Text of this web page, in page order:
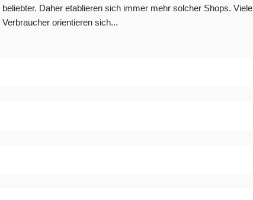
beliebter. Daher etablieren sich immer mehr solcher Shops. Viele
Verbraucher orientieren sich...